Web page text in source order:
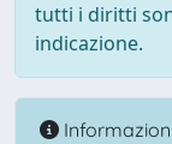
tutti i diritti
indicazione.